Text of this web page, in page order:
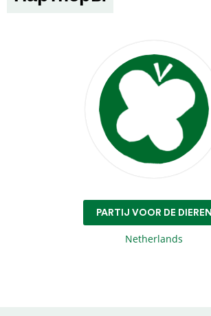
PARTIJ VOOR DE DIEREN
Netherlands